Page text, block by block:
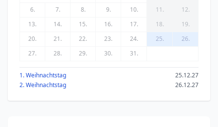
6.
7. 8. 9. 10. 11.
12.
13.
14. 15. 16. 17. 18.
19.
20.
21. 22. 23. 24. 25.
26.
27.
28. 29. 30. 31.
1. Weihnachtstag
25.12.27
2. Weihnachtstag
26.12.27